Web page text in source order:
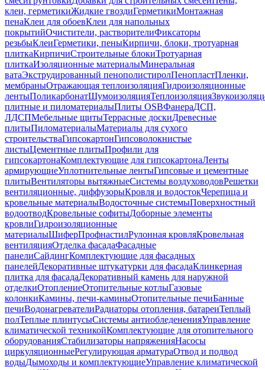
клеи, герметикиЖидкие гвоздиГерметикиМонтажная
пенаКлеи для обоевКлеи для напольных
покрытийОчистители, растворителиФиксаторы
резьбыКлеиГерметики, пеныКирпичи, блоки, тротуарная
плиткаКирпичиСтроительные блокиТротуарная
плиткаИзоляционные материалыМинеральная
ватаЭкструдированный пенополистиролПенопластПленки,
мембраныОтражающая теплоизоляцияГидроизоляционные
лентыПоликарбонатШумоизоляцияТеплоизоляция
плитные и пиломатериалыПлиты OSBФанераДСП,
ЛДСПМебельные щитыТеррасные доскиДревесные
плитыПиломатериалыМатериалы для сухого
строительстваГипсокартонГипсоволокнистые
листыЦементные плитыПрофили для
гипсокартонаКомплектующие для гипсокартонаЛенты
армирующиеУплотнительные лентыГипсовые и цементные
плитыВентиляторы вытяжныеСистемы воздуховодовРешетки
вентиляционные, диффузорыКровля и водостокЧерепица и
кровельные материалыВодосточные системыПоверхностный
водоотводКровельные софитыДоборные элементы
кровлиГидроизоляционные
материалыШиферПрофнастилРулонная кровляКровельная
вентиляцияОтделка фасадаФасадные
панелиСайдингКомплектующие для фасадных
панелейДекоративные штукатурки для фасадаКлинкерная
плитка для фасадаДекоративный камень для наружной
отделкиОтоплениеОтопительные котлыГазовые
колонкиКамины, печи-каминыОтопительные печиБанные
печиВодонагревателиРадиаторы отопления, батареиТеплый
полТеплые плинтусыСистемы антиобледененияУправление
климатической техникойКомплектующие для отопительного
оборудованияСтабилизаторы напряженияНасосы
циркуляционныеРегулирующая арматураОтвод и подвод
водыДымоходы и комплектующиеУправление климатической